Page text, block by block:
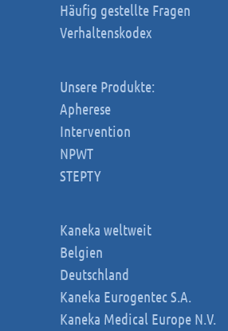
Häufig gestellte Fragen
Verhaltenskodex
Unsere Produkte:
Apherese
Intervention
NPWT
STEPTY
Kaneka weltweit
Belgien
Deutschland
Kaneka Eurogentec S.A.
Kaneka Medical Europe N.V.